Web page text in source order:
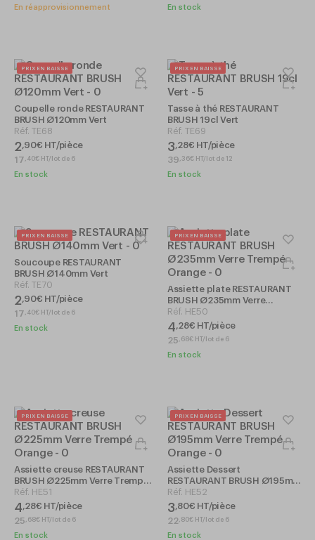
En réapprovisionnement En stock
PRIX EN BAISSE
Coupelle ronde RESTAURANT
BRUSH Ø120mm Vert
Réf. TE68
2,90€ HT/pièce
17 , 40€ HT/lot de 6
En stock
PRIX EN BAISSE
Tasse à thé RESTAURANT
BRUSH 19cl Vert
Réf. TE69
3,28€ HT/pièce
39 ,36€ HT/lot de 12
En stock
PRIX EN BAISSE
Soucoupe RESTAURANT
BRUSH Ø140mm Vert
Réf. TE70
2,90€ HT/pièce
17 , 40€ HT/lot de 6
En stock
PRIX EN BAISSE
Assiette plate RESTAURANT
BRUSH Ø235mm Verre
Trempé Orange
Réf. HE50
4,28€ HT/pièce
25 , 68€ HT/lot de 6
En stock
PRIX EN BAISSE
Assiette creuse RESTAURANT
BRUSH Ø225mm Verre Trempé
Orange
Réf. HE51
4,28€ HT/pièce
25 , 68€ HT/lot de 6
En stock
PRIX EN BAISSE
Assiette Dessert
RESTAURANT BRUSH Ø195mm
Verre Trempé Orange
Réf. HE52
3,80€ HT/pièce
22, 80€ HT/lot de 6
En stock